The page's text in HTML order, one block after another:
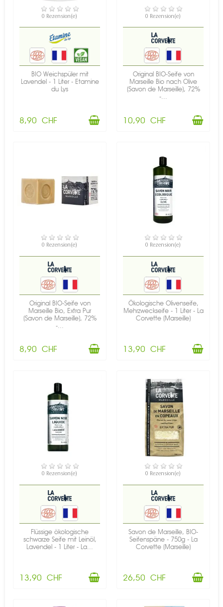
VERFÜGBAR
0 Rezension(e)
BIO Weichspüler mit
Lavendel - 1 Liter - Etamine
du Lys
8,90 CHF
VERFÜGBAR
0 Rezension(e)
Original BIO-Seife von
Marseille Bio nach Olive
(Savon de Marseille), 72%
-...
10,90 CHF
VERFÜGBAR
0 Rezension(e)
Original BIO-Seife von
Marseille Bio, Extra Pur
(Savon de Marseille), 72%
-...
8,90 CHF
VERFÜGBAR
0 Rezension(e)
Ökologische Olivenseife,
Mehrzweckseife - 1 Liter - La
Corvette (Marseille)
13,90 CHF
VERFÜGBAR
0 Rezension(e)
Flüssige ökologische
schwarze Seife mit Leinöl,
Lavendel - 1 Liter - La...
13,90 CHF
VERFÜGBAR
0 Rezension(e)
Savon de Marseille, BIO-
Seifenspäne - 750g - La
Corvette (Marseille)
26,50 CHF